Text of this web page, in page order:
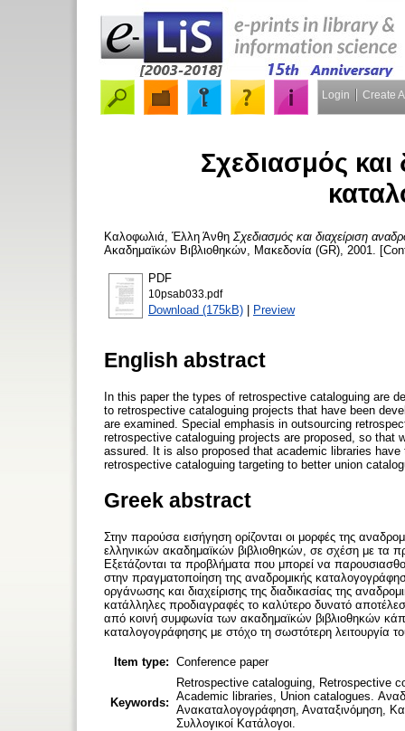
Login Create
Σχεδιασμός και
Καλοφωλιά, Έλλη Άνθη Σχεδιασμός και διαχείριση
Ακαδημαϊκών Βιβλιοθηκών, Μακεδονία (GR), 2001.
PDF
10psab033.pdf
Download (175kB) | Preview
English abstract
In this paper the types of retrospective cataloguing are
to retrospective cataloguing projects that have been
are examined. Special emphasis in outsourcing
retrospective cataloguing projects are proposed, so
assured. It is also proposed that academic libraries
retrospective cataloguing targeting to better union
Greek abstract
Στην παρούσα εισήγηση ορίζονται οι μορφές της
ελληνικών ακαδημαϊκών βιβλιοθηκών, σε σχέση με τα
Εξετάζονται τα προβλήματα που μπορεί να
στην πραγματοποίηση της αναδρομικής
οργάνωσης και διαχείρισης της διαδικασίας της
κατάλληλες προδιαγραφές το καλύτερο δυνατό
από κοινή συμφωνία των ακαδημαϊκών βιβλιοθηκών
καταλογογράφησης με στόχο τη σωστότερη λειτουργία
Item type: Conference paper
Keywords:
Retrospective cataloguing, Retrospective
Academic libraries, Union catalogues.
Ανακαταλογογράφηση, Αναταξινόμηση,
Συλλογικοί Κατάλογοι.